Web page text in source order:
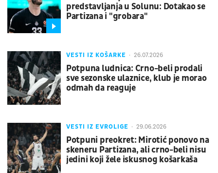
predstavljanja u Solunu: Dotakao se
Partizana i "grobara"
VESTI IZ KOŠARKE 26.07.2026
Potpuna ludnica: Crno-beli prodali
sve sezonske ulaznice, klub je morao
odmah da reaguje
VESTI IZ EVROLIGE 29.06.2026
Potpuni preokret: Mirotić ponovo na
skeneru Partizana, ali crno-beli nisu
jedini koji žele iskusnog košarkaša